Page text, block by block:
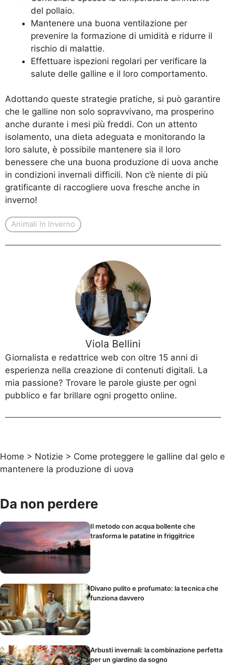
del pollaio.
Mantenere una buona ventilazione per
prevenire la formazione di umidità e ridurre il
rischio di malattie.
Effettuare ispezioni regolari per verificare la
salute delle galline e il loro comportamento.
Adottando queste strategie pratiche, si può garantire
che le galline non solo sopravvivano, ma prosperino
anche durante i mesi più freddi. Con un attento
isolamento, una dieta adeguata e monitorando la
loro salute, è possibile mantenere sia il loro
benessere che una buona produzione di uova anche
in condizioni invernali difficili. Non c’è niente di più
gratificante di raccogliere uova fresche anche in
inverno!
Animali In Inverno
Viola Bellini
Giornalista e redattrice web con oltre 15 anni di
esperienza nella creazione di contenuti digitali. La
mia passione? Trovare le parole giuste per ogni
pubblico e far brillare ogni progetto online.
Home > Notizie > Come proteggere le galline dal gelo e
mantenere la produzione di uova
Da non perdere
Il metodo con acqua bollente che
trasforma le patatine in friggitrice
Divano pulito e profumato: la tecnica che
funziona davvero
Arbusti invernali: la combinazione perfetta
per un giardino da sogno